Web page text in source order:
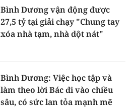
Bình Dương vận động được
27,5 tỷ tại giải chạy "Chung tay
xóa nhà tạm, nhà dột nát"
Bình Dương: Việc học tập và
làm theo lời Bác đi vào chiều
sâu, có sức lan tỏa mạnh mẽ